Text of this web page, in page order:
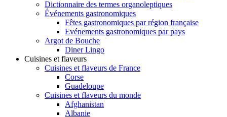
Dictionnaire des termes organoleptiques
Événements gastronomiques
Fêtes gastronomiques par région française
Evénements gastronomiques par pays
Argot de Bouche
Diner Lingo
Cuisines et flaveurs
Cuisines et flaveurs de France
Corse
Guadeloupe
Cuisines et flaveurs du monde
Afghanistan
Albanie